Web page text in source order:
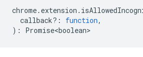
chrome. extension .
callback? : function,
) : Promise<boolean>